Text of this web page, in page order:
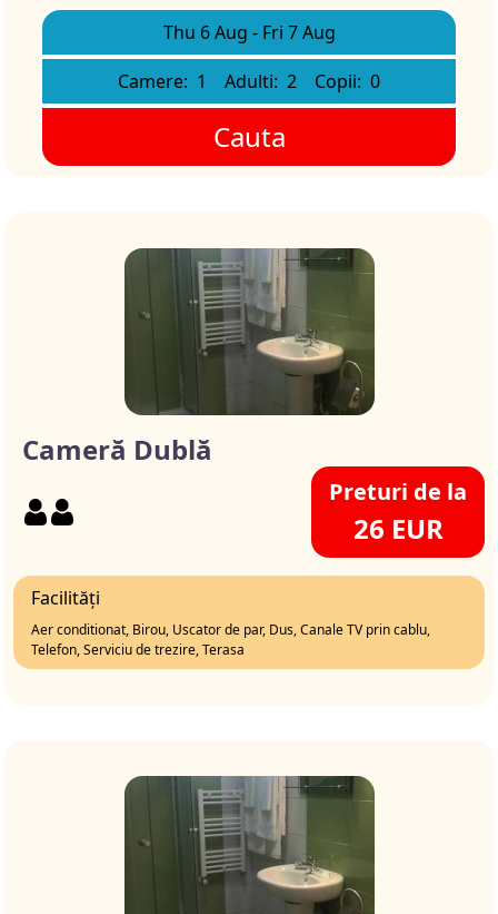
Thu 6 Aug - Fri 7 Aug
Camere: 1 Adulti: 2 Copii: 0
Cauta
Cameră Dublă
Preturi de la
26 EUR
Facilități
Aer conditionat, Birou, Uscator de par, Dus, Canale TV prin cablu,
Telefon, Serviciu de trezire, Terasa